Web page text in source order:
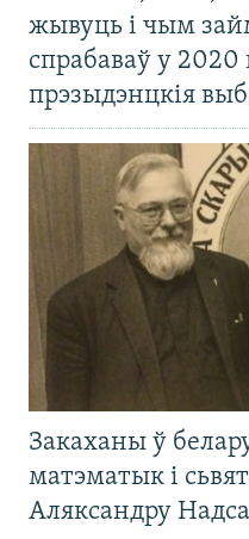
жывуць і чым
спрабаваў у 2020
прэзыдэнцкія
Закаханы ў
матэматык і
Аляксандру